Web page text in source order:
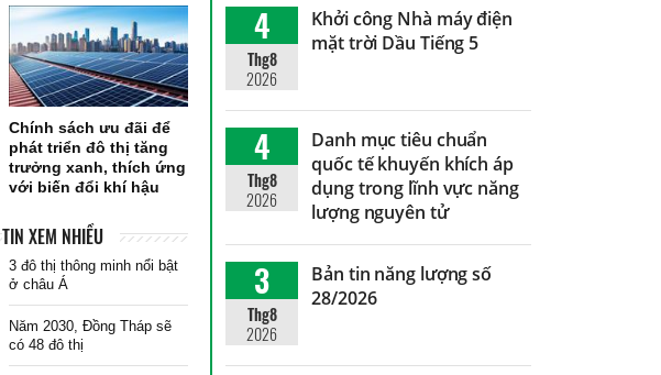
Chính sách ưu đãi để
phát triển đô thị tăng
trưởng xanh, thích ứng
với biến đổi khí hậu
TIN XEM NHIỀU
3 đô thị thông minh nổi bật
ở châu Á
Năm 2030, Đồng Tháp sẽ
có 48 đô thị
4
Thg8
2026
Khởi công Nhà máy điện
mặt trời Dầu Tiếng 5
4
Thg8
2026
Danh mục tiêu chuẩn
quốc tế khuyến khích áp
dụng trong lĩnh vực năng
lượng nguyên tử
3
Thg8
2026
Bản tin năng lượng số
28/2026